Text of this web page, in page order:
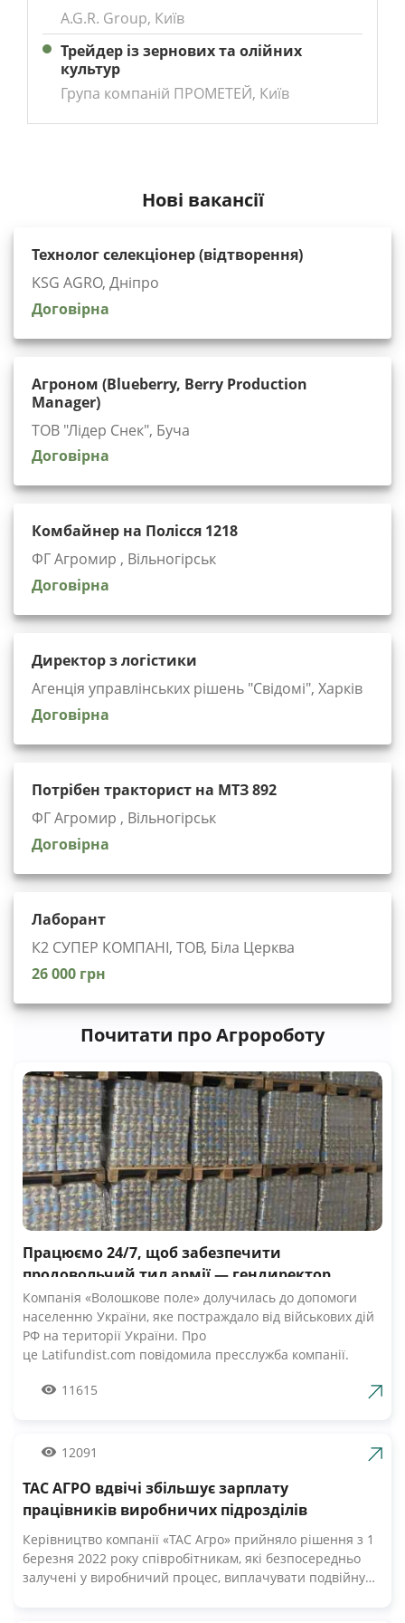
A.G.R. Group, Київ
Трейдер із зернових та олійних
культур
Група компаній ПРОМЕТЕЙ, Київ
Нові вакансії
Технолог селекціонер (відтворення)
KSG AGRO, Дніпро
Договірна
Агроном (Blueberry, Berry Production
Manager)
ТОВ "Лідер Снек", Буча
Договірна
Комбайнер на Полісся 1218
ФГ Агромир , Вільногірськ
Договірна
Директор з логістики
Агенція управлінських рішень "Cвідомі", Харків
Договірна
Потрібен тракторист на МТЗ 892
ФГ Агромир , Вільногірськ
Договірна
Лаборант
К2 СУПЕР КОМПАНІ, ТОВ, Біла Церква
26 000 грн
Почитати про Агророботу
Працюємо 24/7, щоб забезпечити
продовольчий тил армії — гендиректор
компанії Волошкове поле
Компанія «Волошкове поле» долучилась до допомоги
населенню України, яке постраждало від військових дій
РФ на території України. Про
це Latifundist.com повідомила пресслужба компанії.
Вже шосту добу наші Збройні Сили героїчно стримують
армії», — зазначив Андрій Табалов, генеральний
Компанія «Волошкове поле» вже відправила понад 10 т
молока для забезпечення біженців та тероборони в
можливість безкоштовно отримати пастеризоване
молоко з бочки за адресами, вказаними на офіційній
сторінці компанії у Facebook. «Первомайський МКК»
11615
12091
ТАС АГРО вдвічі збільшує зарплату
працівників виробничих підрозділів
Керівництво компанії «ТАС Агро» прийняло рішення з 1
березня 2022 року співробітникам, які безпосередньо
залучені у виробничий процес, виплачувати подвійну